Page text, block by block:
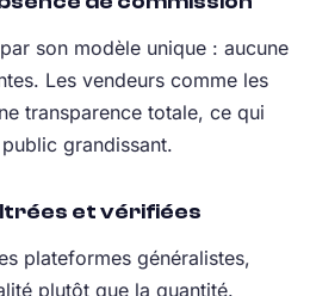
son modèle unique : aucune
Les vendeurs comme les
transparence totale, ce qui
grandissant.
et vérifiées
plateformes généralistes,
plutôt que la quantité.